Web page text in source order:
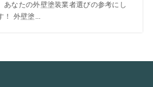
あなたの外壁塗装業者選びの参考にし
外壁塗...